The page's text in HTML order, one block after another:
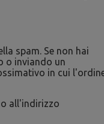
spam. Se non hai
o inviando un
in cui
all'indirizzo